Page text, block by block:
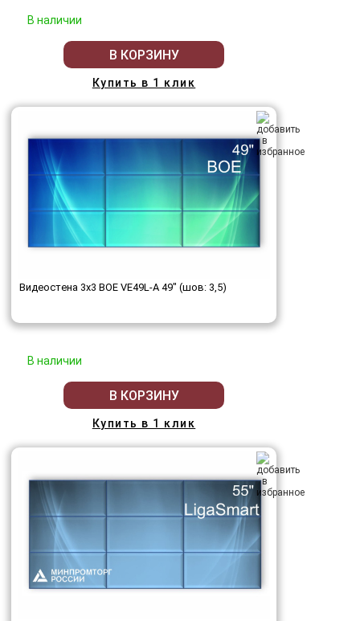
В наличии
В КОРЗИНУ
Купить в 1 клик
Видеостена 3x3 BOE VE49L-A 49" (шов: 3,5)
В наличии
В КОРЗИНУ
Купить в 1 клик